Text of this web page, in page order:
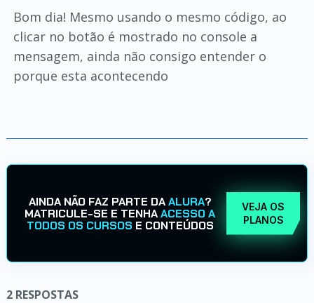
Bom dia! Mesmo usando o mesmo código, ao
clicar no botão é mostrado no console a
mensagem, ainda não consigo entender o
porque esta acontecendo
AINDA NÃO FAZ PARTE DAALURA?
MATRICULE-SE E TENHAACESSO A
TODOS OS CURSOS E CONTEÚDOS
VEJA OS
PLANOS
2 RESPOSTAS